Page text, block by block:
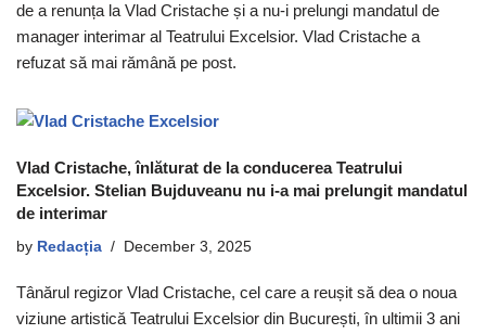
de a renunța la Vlad Cristache și a nu-i prelungi mandatul de
manager interimar al Teatrului Excelsior. Vlad Cristache a
refuzat să mai rămână pe post.
Vlad Cristache, înlăturat de la conducerea Teatrului
Excelsior. Stelian Bujduveanu nu i-a mai prelungit mandatul
de interimar
by Redacția December 3, 2025
Tânărul regizor Vlad Cristache, cel care a reușit să dea o noua
viziune artistică Teatrului Excelsior din București, în ultimii 3 ani